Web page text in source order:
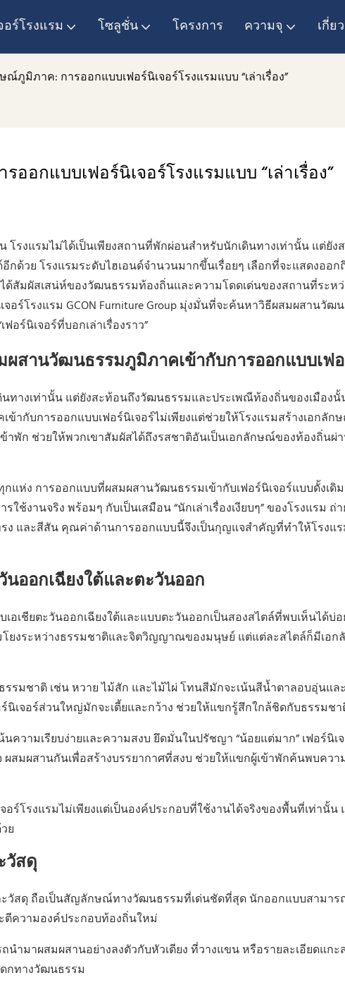
อร์โรงแรม โซลูชั่น โครงการ ความจุ เกี่ย
ภูมิภาค: การออกแบบเฟอร์นิเจอร์โรงแรมแบบ “เล่าเรื่อง”
กแบบเฟอร์นิเจอร์โรงแรมแบบ “เล่าเรื่อง”
รงแรมไม่ได้เป็นเพียงสถานที่พักผ่อนสำหรับนักเดินทางเท่านั้น แต่ยัง
วย โรงแรมระดับไฮเอนด์จำนวนมากขึ้นเรื่อยๆ เลือกที่จะแสดงออก
ด้สัมผัสเสน่ห์ของวัฒนธรรมท้องถิ่นและความโดดเด่นของสถานที่ระหว่
ร์โรงแรม GCON Furniture Group มุ่งมั่นที่จะค้นหาวิธีผสมผสานวัฒ
อร์นิเจอร์ที่บอกเล่าเรื่องราว”
สานวัฒนธรรมภูมิภาคเข้ากับการออกแบบเฟอ
ทางเท่านั้น แต่ยังสะท้อนถึงวัฒนธรรมและประเพณีท้องถิ่นของเมืองนั้
กับการออกแบบเฟอร์นิเจอร์ไม่เพียงแต่ช่วยให้โรงแรมสร้างเอกลัก
พัก ช่วยให้พวกเขาสัมผัสได้ถึงรสชาติอันเป็นเอกลักษณ์ของท้องถิ่นผ่
แห่ง การออกแบบที่ผสมผสานวัฒนธรรมเข้ากับเฟอร์นิเจอร์แบบดั้งเดิ
ช้งานจริง พร้อมๆ กับเป็นเสมือน “นักเล่าเรื่องเงียบๆ” ของโรงแรม ถ่
ง และสีสัน คุณค่าด้านการออกแบบนี้จึงเป็นกุญแจสำคัญที่ทำให้โรงแ
นออกเฉียงใต้และตะวันออก
อเชียตะวันออกเฉียงใต้และแบบตะวันออกเป็นสองสไตล์ที่พบเห็นได้บ่
โยงระหว่างธรรมชาติและจิตวิญญาณของมนุษย์ แต่แต่ละสไตล์ก็มีเอ
รรมชาติ เช่น หวาย ไม้สัก และไม้ไผ่ โทนสีมักจะเน้นสีน้ำตาลอบอุ่นแล
นิเจอร์ส่วนใหญ่มักจะเตี้ยและกว้าง ช่วยให้แขกรู้สึกใกล้ชิดกับธรรมช
วามเรียบง่ายและความสงบ ยึดมั่นในปรัชญา “น้อยแต่มาก” เฟอร์นิเ
ผสมผสานกันเพื่อสร้างบรรยากาศที่สงบ ช่วยให้แขกผู้เข้าพักค้นพบคว
ร์โรงแรมไม่เพียงแต่เป็นองค์ประกอบที่ใช้งานได้จริงของพื้นที่เท่านั้น
ย
วัสดุ
ะวัสดุ ถือเป็นสัญลักษณ์ทางวัฒนธรรมที่เด่นชัดที่สุด นักออกแบบสามาร
ตีความองค์ประกอบท้องถิ่นใหม่
ำมาผสมผสานอย่างลงตัวกับหัวเตียง ที่วางแขน หรือรายละเอียดแกะ
กทางวัฒนธรรม